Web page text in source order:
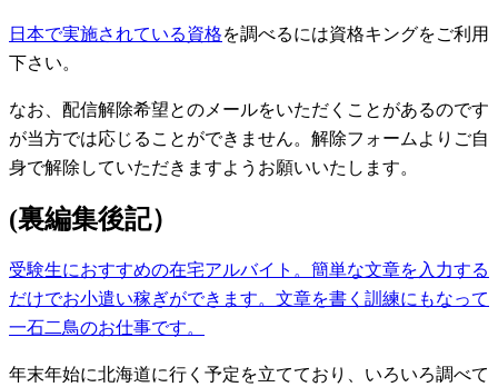
日本で実施されている資格を調べるには資格キングをご利用
下さい。
なお、配信解除希望とのメールをいただくことがあるのです
が当方では応じることができません。解除フォームよりご自
身で解除していただきますようお願いいたします。
(裏編集後記）
受験生におすすめの在宅アルバイト。簡単な文章を入力する
だけでお小遣い稼ぎができます。文章を書く訓練にもなって
一石二鳥のお仕事です。
年末年始に北海道に行く予定を立てており、いろいろ調べて